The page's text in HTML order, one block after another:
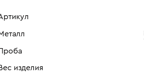
изделия